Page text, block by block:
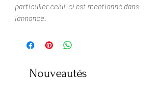
particulier celui-ci est mentionné dans
l’annonce.
Nouveautés